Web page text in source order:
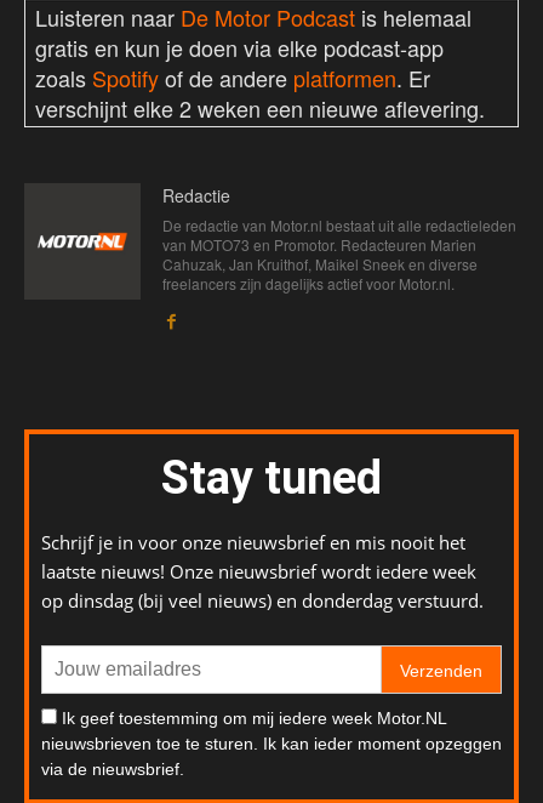
Luisteren naar De Motor Podcast is helemaal
gratis en kun je doen via elke podcast-app
zoals Spotifyof de andere platformen. Er
verschijnt elke 2 weken een nieuwe aflevering.
Redactie
De redactie van Motor.nl bestaat uit alle redactieleden
van MOTO73 en Promotor. Redacteuren Marien
Cahuzak, Jan Kruithof, Maikel Sneek en diverse
freelancers zijn dagelijks actief voor Motor.nl.
Stay tuned
Schrijf je in voor onze nieuwsbrief en mis nooit het
laatste nieuws! Onze nieuwsbrief wordt iedere week
op dinsdag (bij veel nieuws) en donderdag verstuurd.
Verzenden
Ik geef toestemming om mij iedere week Motor.NL
nieuwsbrieven toe te sturen. Ik kan ieder moment opzeggen
via de nieuwsbrief.